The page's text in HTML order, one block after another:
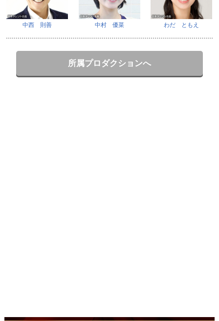
中西 則善 中村 優菜 わだ ともえ
所属プロダクションへ